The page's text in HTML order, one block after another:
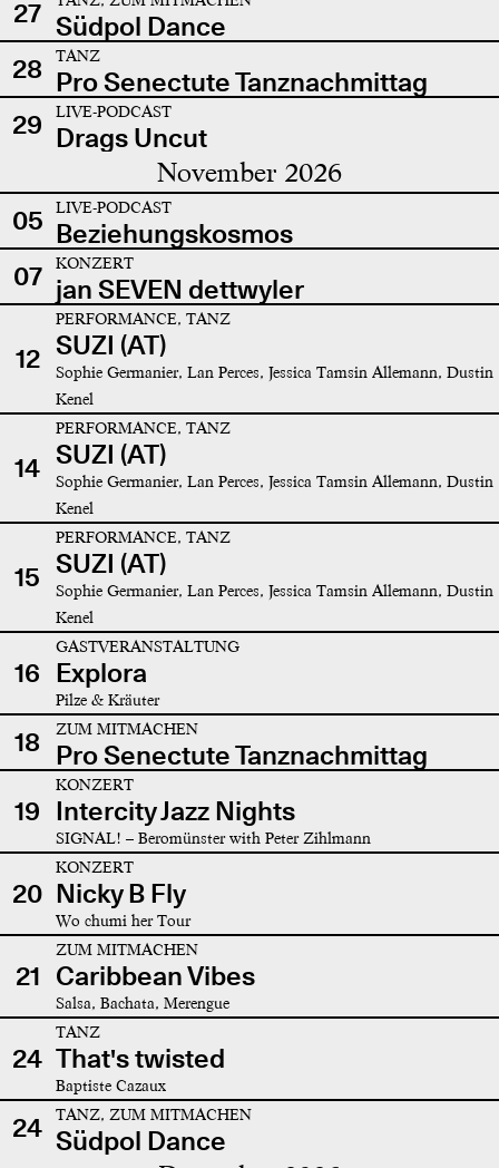
27 Südpol Dance
28
TANZ
Pro Senectute Tanznachmittag
29
LIVE-PODCAST
Drags Uncut
November 2026
05 LIVE-PODCAST
Beziehungskosmos
07
KONZERT
jan SEVEN dettwyler
12
PERFORMANCE, TANZ
SUZI (AT)
Sophie Germanier, Lan Perces, Jessica Tamsin Allemann, Dustin
Kenel
14
PERFORMANCE, TANZ
SUZI (AT)
Sophie Germanier, Lan Perces, Jessica Tamsin Allemann, Dustin
Kenel
15
PERFORMANCE, TANZ
SUZI (AT)
Sophie Germanier, Lan Perces, Jessica Tamsin Allemann, Dustin
Kenel
16
GASTVERANSTALTUNG
Explora
Pilze & Kräuter
18 ZUM MITMACHEN
Pro Senectute Tanznachmittag
19
KONZERT
Intercity Jazz Nights
SIGNAL! – Beromünster with Peter Zihlmann
20
KONZERT
Nicky B Fly
Wo chumi her Tour
21
ZUM MITMACHEN
Caribbean Vibes
Salsa, Bachata, Merengue
24
TANZ
That's twisted
Baptiste Cazaux
24 TANZ, ZUM MITMACHEN
Südpol Dance